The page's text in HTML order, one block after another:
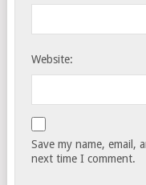
Website:
Save my name, email,
next time I comment.